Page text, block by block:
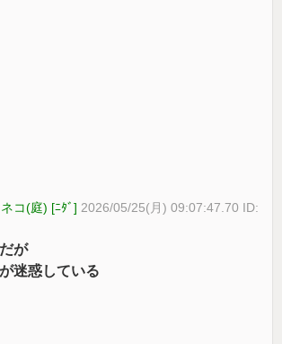
コ(庭) [ﾆﾀﾞ] 2026/05/25(月) 09:07:47.70 ID:
が
迷惑している